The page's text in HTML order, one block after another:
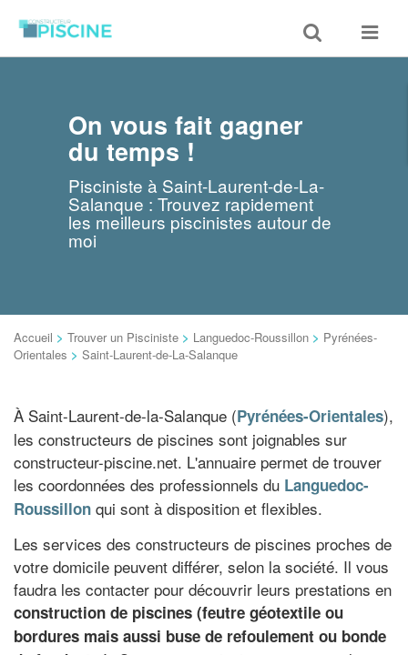
Toggle
search
Toggle
On vous fait gagner
du temps !
Pisciniste à Saint-Laurent-de-La-
Salanque : Trouvez rapidement
les meilleurs piscinistes autour de
moi
Accueil > Trouver un Pisciniste > Languedoc-Roussillon > Pyrénées-
Orientales > Saint-Laurent-de-La-Salanque
À Saint-Laurent-de-la-Salanque (Pyrénées-Orientales),
les constructeurs de piscines sont joignables sur
constructeur-piscine.net. L'annuaire permet de trouver
les coordonnées des professionnels du Languedoc-
Roussillon qui sont à disposition et flexibles.
Les services des constructeurs de piscines proches de
votre domicile peuvent différer, selon la société. Il vous
faudra les contacter pour découvrir leurs prestations en
construction de piscines (feutre géotextile ou
bordures mais aussi buse de refoulement ou bonde